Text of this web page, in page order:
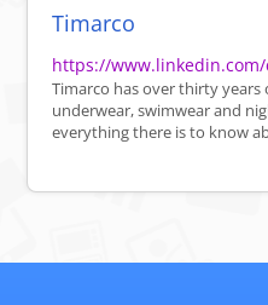
Timarco
https://
Timarco has over thirty years
underwear, swimwear and
everything there is to know